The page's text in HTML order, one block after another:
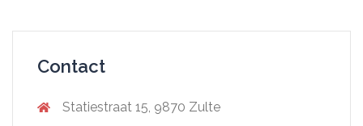
Contact
Statiestraat 15, 9870 Zulte